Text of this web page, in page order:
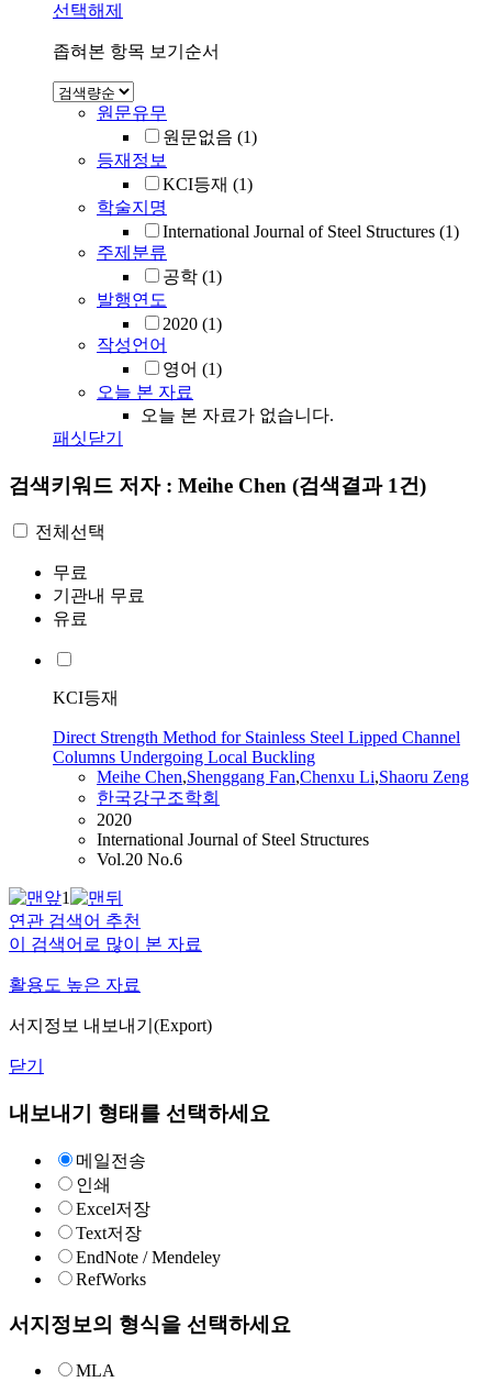
선택해제
좁혀본 항목 보기순서
원문유무
원문없음 (1)
등재정보
KCI등재 (1)
학술지명
International Journal of Steel Structures (1)
주제분류
공학 (1)
발행연도
2020 (1)
작성언어
영어 (1)
오늘 본 자료
오늘 본 자료가 없습니다.
패싯닫기
검색키워드 저자 : Meihe Chen (검색결과 1건)
전체선택
무료
기관내 무료
유료
KCI등재
Direct Strength Method for Stainless Steel Lipped Channel
Columns Undergoing Local Buckling
Meihe Chen,Shenggang Fan,Chenxu Li,Shaoru Zeng
한국강구조학회
2020
International Journal of Steel Structures
Vol.20 No.6
1
연관 검색어 추천
이 검색어로 많이 본 자료
활용도 높은 자료
서지정보 내보내기(Export)
닫기
내보내기 형태를 선택하세요
메일전송
인쇄
Excel저장
Text저장
EndNote / Mendeley
RefWorks
서지정보의 형식을 선택하세요
MLA